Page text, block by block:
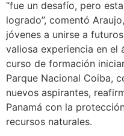
“fue un desafío, pero
logrado”, comentó
jóvenes a unirse a
valiosa experiencia en el
curso de formación
Parque Nacional Coiba,
nuevos aspirantes,
Panamá con la
recursos naturales.